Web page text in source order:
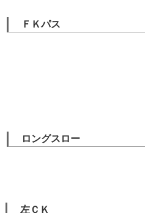
ＦＫパス
ロングスロー
左ＣＫ